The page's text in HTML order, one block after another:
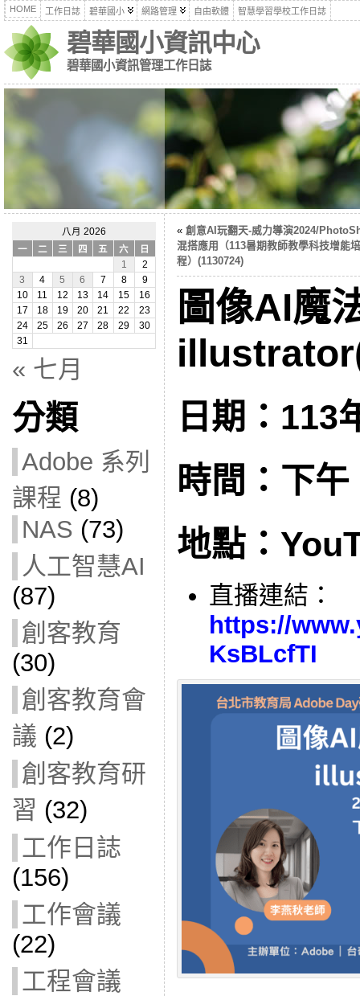
HOME 工作日誌 碧華國小 網路管理 自由軟體 智慧學習學校工作日誌
碧華國小資訊中心
碧華國小資訊管理工作日誌
八月 2026
一
二 三 四 五 六
日
1
2
3
4 5 6 7 8
9
10
11 12 13 14 15
16
17
18 19 20 21 22
23
24
25 26 27 28 29
30
31
« 七月
分類
Adobe 系列
課程 (8)
NAS (73)
人工智慧AI
(87)
創客教育
(30)
創客教育會
議 (2)
創客教育研
習 (32)
工作日誌
(156)
工作會議
(22)
工程會議
« 創意AI玩翻天-威力導演2024/
混搭應用（113暑期教師教學科技增能
程）(1130724)
圖像AI魔
日期：113
時間：下
地點：
直播連結：
https://
KsBLcfTI